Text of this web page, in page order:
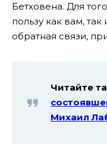
Бетховена. Для
пользу как вам,
обратная связи,
Читайте
Михаил